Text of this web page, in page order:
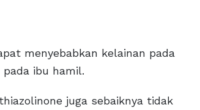
menyebabkan kelainan pada
ibu hamil.
juga sebaiknya tidak